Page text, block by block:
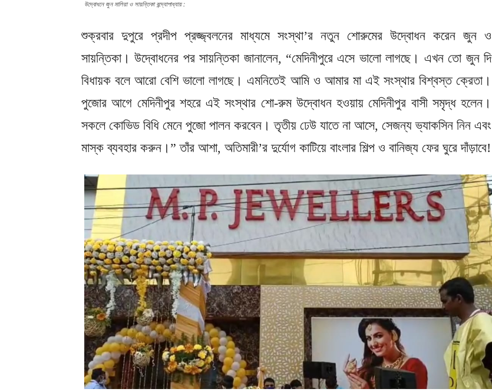
উদ্বোধনে জুন মালিয়া ও সায়ন্তিকা বন্দ্যোপাধ্যায় :
শুক্রবার দুপুরে প্রদীপ প্রজ্জ্বলনের মাধ্যমে সংস্থা’র নতুন শোরুমের উদ্বোধন করেন জুন ও
সায়ন্তিকা। উদ্বোধনের পর সায়ন্তিকা জানালেন, “মেদিনীপুরে এসে ভালো লাগছে। এখন তো জুন দি
বিধায়ক বলে আরো বেশি ভালো লাগছে। এমনিতেই আমি ও আমার মা এই সংস্থার বিশ্বস্ত ক্রেতা।
পুজোর আগে মেদিনীপুর শহরে এই সংস্থার শো-রুম উদ্বোধন হওয়ায় মেদিনীপুর বাসী সমৃদ্ধ হলেন।
সকলে কোভিড বিধি মেনে পুজো পালন করবেন। তৃতীয় ঢেউ যাতে না আসে, সেজন্য ভ্যাকসিন নিন এবং
মাস্ক ব্যবহার করুন।” তাঁর আশা, অতিমারী’র দুর্যোগ কাটিয়ে বাংলার শিল্প ও বানিজ্য ফের ঘুরে দাঁড়াবে!